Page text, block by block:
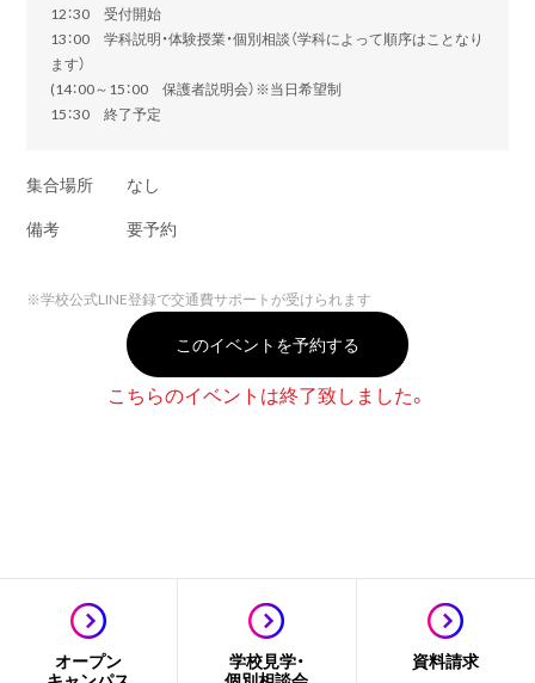
12：30 受付開始
13：00 学科説明・体験授業・個別相談（学科によって順序はことなり
ます）
(14：00～15：00 保護者説明会）※当日希望制
15：30 終了予定
集合場所
なし
備考
要予約
※学校公式LINE登録で交通費サポートが受けられます
このイベントを予約する
こちらのイベントは終了致しました。
オープン
学校見学・
資料請求